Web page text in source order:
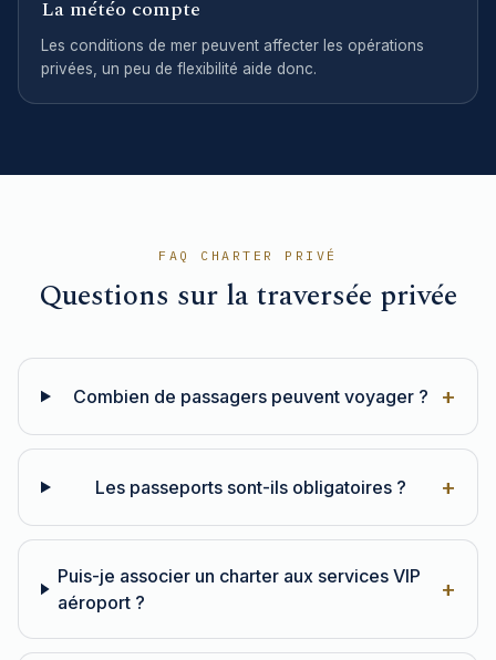
La météo compte
Les conditions de mer peuvent affecter les opérations
privées, un peu de flexibilité aide donc.
FAQ CHARTER PRIVÉ
Questions sur la traversée privée
Combien de passagers peuvent voyager ? +
Les passeports sont-ils obligatoires ? +
Puis-je associer un charter aux services VIP
aéroport ?
+